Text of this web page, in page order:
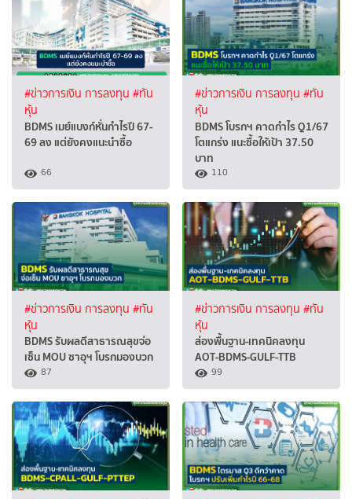
#ข่าวการเงิน การลงทุน #ทัน
หุ้น
BDMS เมย์แบงก์หั่นกำไรปี 67-
69 ลง แต่ยังคงแนะนำซื้อ
66
#ข่าวการเงิน การลงทุน #ทัน
หุ้น
BDMS โบรกฯ คาดกำไร Q1/67
โตแกร่ง แนะซื้อให้เป้า 37.50
บาท
110
#ข่าวการเงิน การลงทุน #ทัน
หุ้น
BDMS รับผลดีสาธารณสุขจ่อ
เซ็น MOU ซาอุฯ โบรกมองบวก
87
#ข่าวการเงิน การลงทุน #ทัน
หุ้น
ส่องพื้นฐาน-เทคนิคลงทุน
AOT-BDMS-GULF-TTB
99